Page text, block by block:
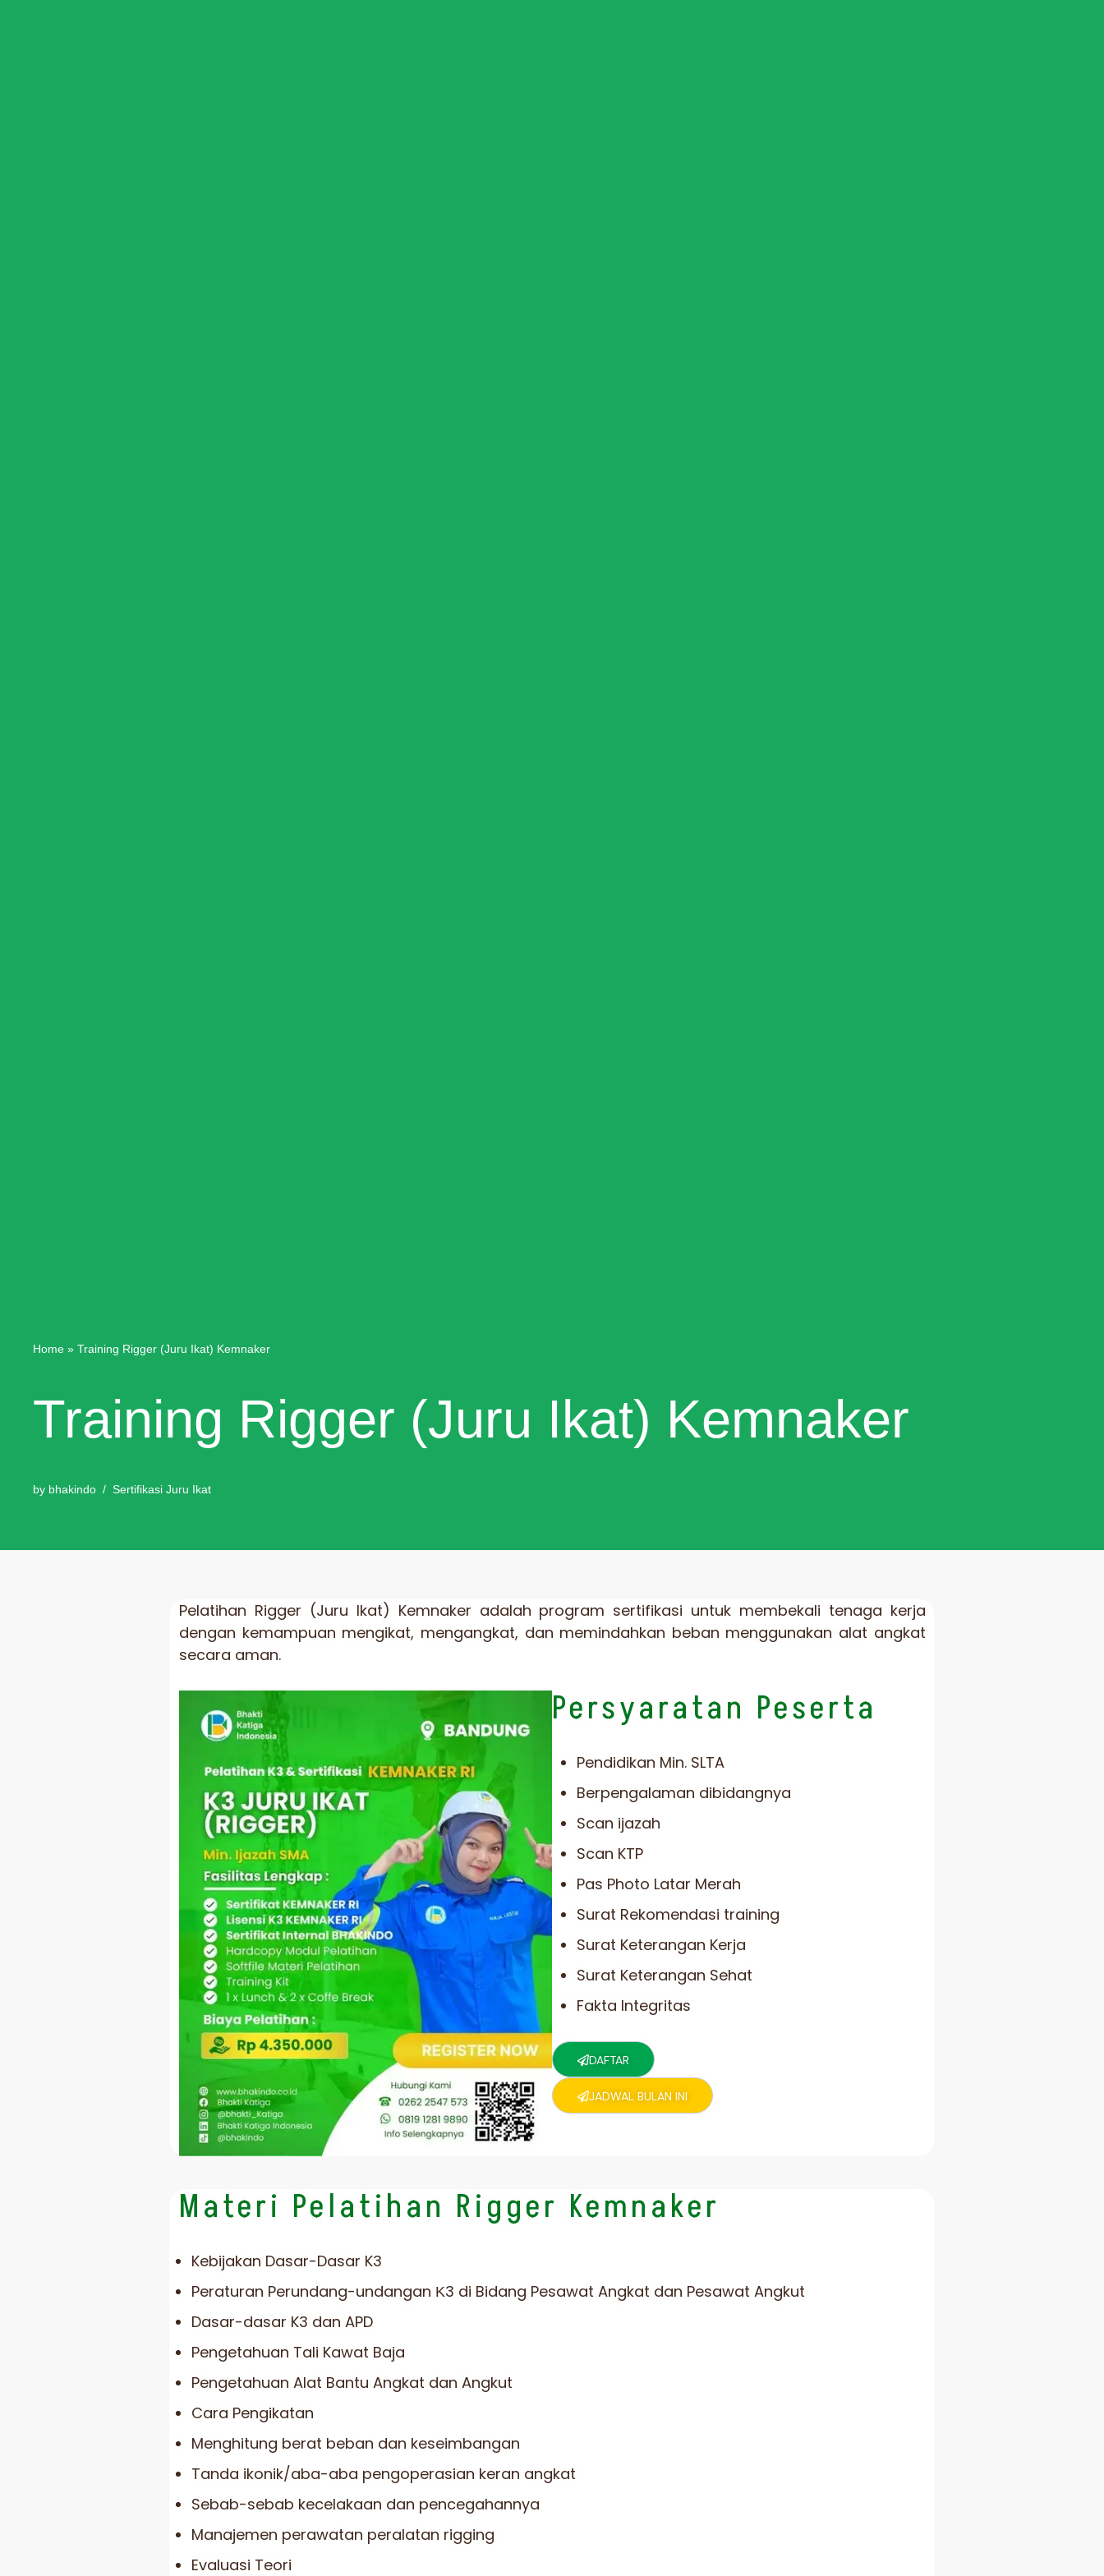
Home » Training Rigger (Juru Ikat) Kemnaker
Training Rigger (Juru Ikat) Kemnaker
by bhakindo Sertifikasi Juru Ikat
Pelatihan Rigger (Juru Ikat) Kemnaker adalah program sertifikasi untuk membekali tenaga kerja
dengan kemampuan mengikat, mengangkat, dan memindahkan beban menggunakan alat angkat
secara aman.
Persyaratan Peserta
Pendidikan Min. SLTA
Berpengalaman dibidangnya
Scan ijazah
Scan KTP
Pas Photo Latar Merah
Surat Rekomendasi training
Surat Keterangan Kerja
Surat Keterangan Sehat
Fakta Integritas
DAFTAR
JADWAL BULAN INI
Materi Pelatihan Rigger Kemnaker
Kebijakan Dasar-Dasar K3
Peraturan Perundang-undangan Κ3 di Bidang Pesawat Angkat dan Pesawat Angkut
Dasar-dasar K3 dan APD
Pengetahuan Tali Kawat Baja
Pengetahuan Alat Bantu Angkat dan Angkut
Cara Pengikatan
Menghitung berat beban dan keseimbangan
Tanda ikonik/aba-aba pengoperasian keran angkat
Sebab-sebab kecelakaan dan pencegahannya
Manajemen perawatan peralatan rigging
Evaluasi Teori